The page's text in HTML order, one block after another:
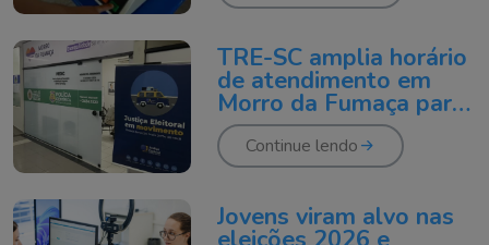
TRE-SC amplia horário
de atendimento em
Morro da Fumaça para
eleitores
Continue lendo
Jovens viram alvo nas